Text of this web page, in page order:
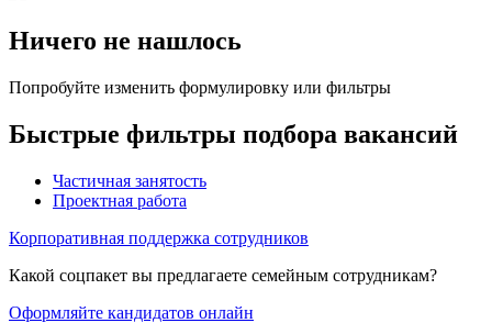
Ничего не нашлось
Попробуйте изменить формулировку или фильтры
Быстрые фильтры подбора вакансий
Частичная занятость
Проектная работа
Корпоративная поддержка сотрудников
Какой соцпакет вы предлагаете семейным сотрудникам?
Оформляйте кандидатов онлайн